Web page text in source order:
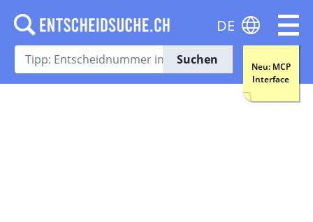
Suchen
Neu: MCP
Interface
DE